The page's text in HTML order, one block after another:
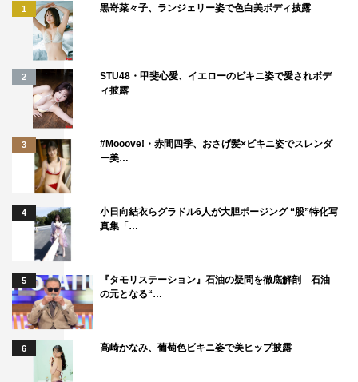
1 黒嵜菜々子、ランジェリー姿で色白美ボディ披露
2
STU48・甲斐心愛、イエローのビキニ姿で愛されボデ
ィ披露
3
#Mooove!・赤間四季、おさげ髪×ビキニ姿でスレンダ
ー美…
4
小日向結衣らグラドル6人が大胆ポージング “股”特化写
真集「…
5
『タモリステーション』石油の疑問を徹底解剖 石油
の元となる“…
6 高崎かなみ、葡萄色ビキニ姿で美ヒップ披露